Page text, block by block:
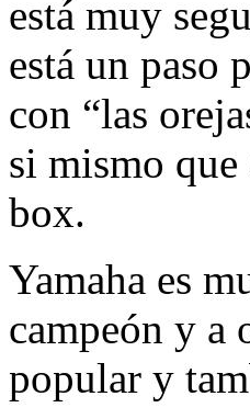
está muy
está un paso
con “las
si mismo que
box.
Yamaha es
campeón y a
popular y